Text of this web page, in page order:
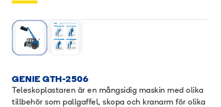
GENIE GTH-2506
Teleskoplastaren är en mångsidig maskin med olika
tillbehör som pallgaffel, skopa och kranarm för olika